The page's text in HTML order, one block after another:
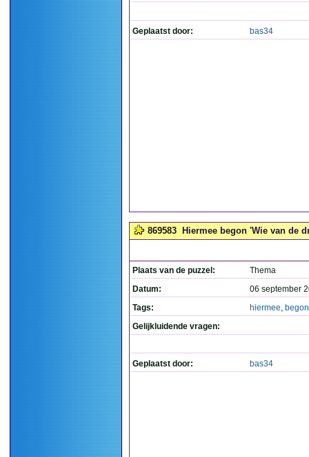
Geplaatst door: bas34
869583 Hiermee begon 'Wie van de
Plaats van de puzzel:
Thema
Datum:
06 september
Tags:
hiermee, begon
Gelijkluidende vragen:
Geplaatst door: bas34